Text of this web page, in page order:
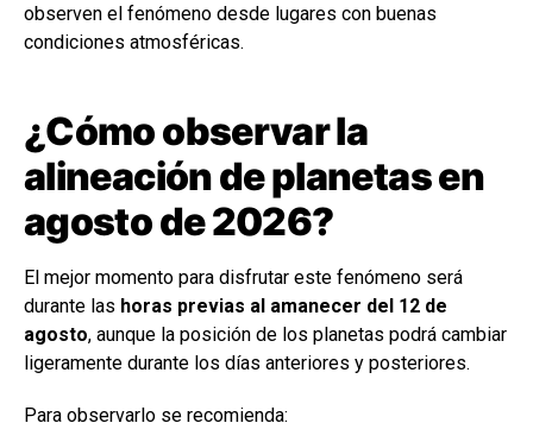
observen el fenómeno desde lugares con buenas
condiciones atmosféricas.
¿Cómo observar la
alineación de planetas en
agosto de 2026?
El mejor momento para disfrutar este fenómeno será
durante las horas previas al amanecer del 12 de
agosto, aunque la posición de los planetas podrá cambiar
ligeramente durante los días anteriores y posteriores.
Para observarlo se recomienda: